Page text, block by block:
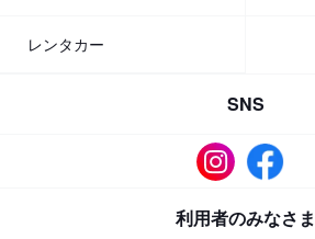
レンタカー
SNS
利用者のみなさま